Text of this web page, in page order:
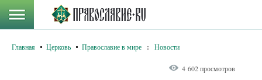
Главная Церковь Православие в мире : Новости
4 602 просмотров